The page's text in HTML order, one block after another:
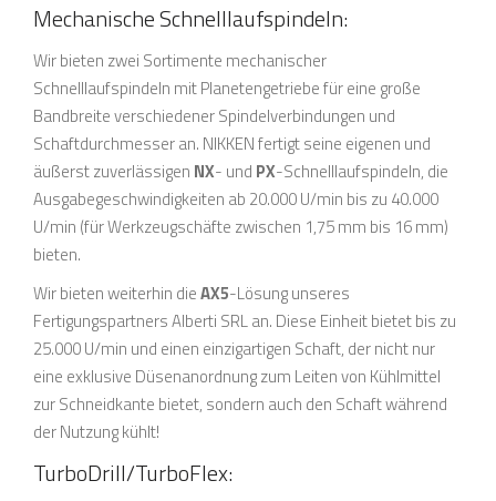
Mechanische Schnelllaufspindeln:
Wir bieten zwei Sortimente mechanischer
Schnelllaufspindeln mit Planetengetriebe für eine große
Bandbreite verschiedener Spindelverbindungen und
Schaftdurchmesser an. NIKKEN fertigt seine eigenen und
äußerst zuverlässigen NX- und PX-Schnelllaufspindeln, die
Ausgabegeschwindigkeiten ab 20.000 U/min bis zu 40.000
U/min (für Werkzeugschäfte zwischen 1,75 mm bis 16 mm)
bieten.
Wir bieten weiterhin dieAX5-Lösung unseres
Fertigungspartners Alberti SRL an. Diese Einheit bietet bis zu
25.000 U/min und einen einzigartigen Schaft, der nicht nur
eine exklusive Düsenanordnung zum Leiten von Kühlmittel
zur Schneidkante bietet, sondern auch den Schaft während
der Nutzung kühlt!
TurboDrill/TurboFlex: